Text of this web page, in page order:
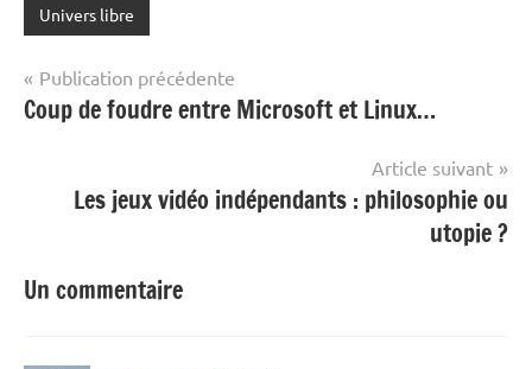
Univers libre
Navigation
de
Publication précédente
Coup de foudre entre Microsoft et Linux…
Article suivant
Les jeux vidéo indépendants : philosophie ou
utopie ?
Un commentaire